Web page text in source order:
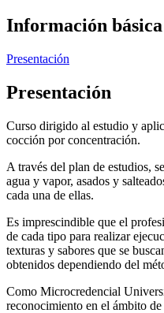
Información básica
Presentación
Presentación
Curso dirigido al estudio y
cocción por concentración.
A través del plan de estudios,
agua y vapor, asados y
cada una de ellas.
Es imprescindible que el
de cada tipo para realizar
texturas y sabores que se
obtenidos dependiendo del
Como Microcredencial
reconocimiento en el ámbito